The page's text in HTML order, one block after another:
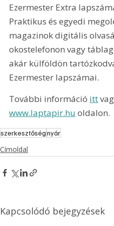
Ezermester Extra
Praktikus és egyedi
magazinok digitális
okostelefonon vagy
akár külföldön
Ezermester lapszámai.
További információ itt
www.laptapir.hu oldalon.
szerkesztőségnyár
Címoldal
Kapcsolódó bejegyzések